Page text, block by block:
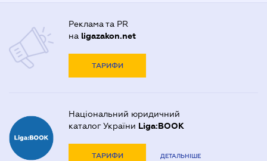
Реклама та PR
на ligazakon.net
ТАРИФИ
Національний юридичний
каталог України Liga:BOOK
ТАРИФИ ДЕТАЛЬНІШЕ